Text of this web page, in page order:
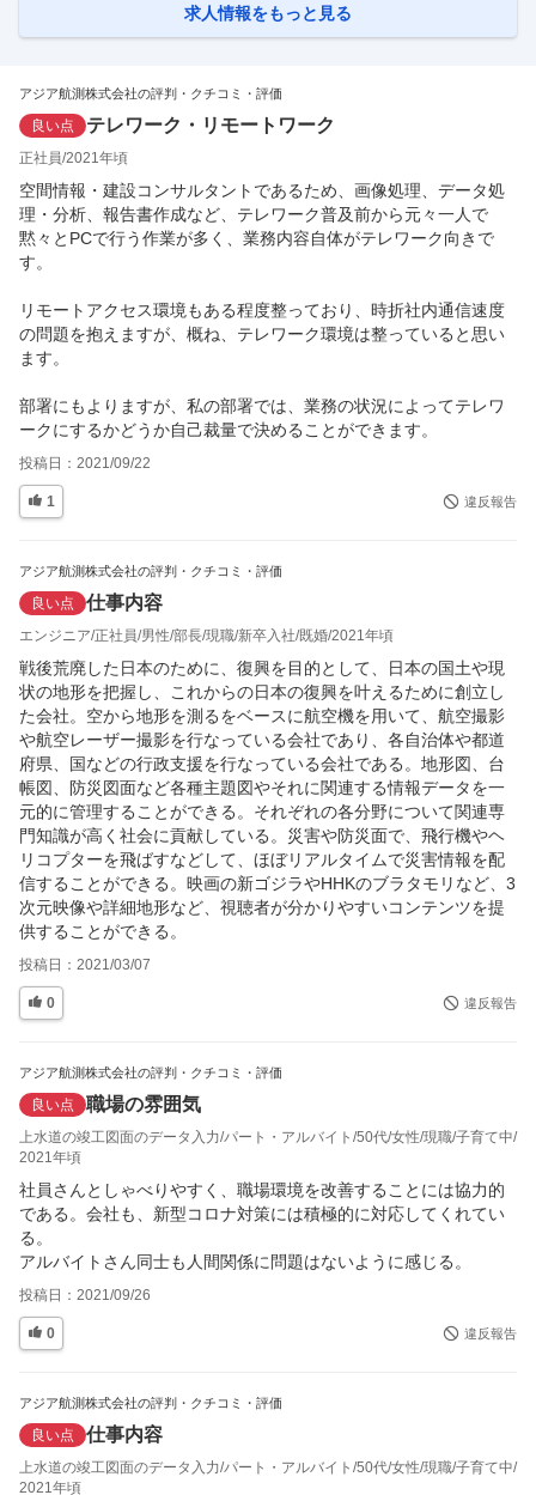
続年数15年◎～ ■業務内容： 当社の労務部門における管理職候補とし
求人情報をもっと見る
アジア航測株式会社の評判・クチコミ・評価
良い点 テレワーク・リモートワーク
正社員 2021年頃
空間情報・建設コンサルタントであるため、画像処理、データ処
理・分析、報告書作成など、テレワーク普及前から元々一人で
黙々とPCで行う作業が多く、業務内容自体がテレワーク向きで
す。
リモートアクセス環境もある程度整っており、時折社内通信速度
の問題を抱えますが、概ね、テレワーク環境は整っていると思い
ます。
部署にもよりますが、私の部署では、業務の状況によってテレワ
ークにするかどうか自己裁量で決めることができます。
投稿日： 2021/09/22
1 違反報告
アジア航測株式会社の評判・クチコミ・評価
良い点 仕事内容
エンジニア 正社員 男性 部長 現職 新卒入社 既婚 2021年頃
戦後荒廃した日本のために、復興を目的として、日本の国土や現
状の地形を把握し、これからの日本の復興を叶えるために創立し
た会社。空から地形を測るをベースに航空機を用いて、航空撮影
や航空レーザー撮影を行なっている会社であり、各自治体や都道
府県、国などの行政支援を行なっている会社である。地形図、台
帳図、防災図面など各種主題図やそれに関連する情報データを一
元的に管理することができる。それぞれの各分野について関連専
門知識が高く社会に貢献している。災害や防災面で、飛行機やヘ
リコプターを飛ばすなどして、ほぼリアルタイムで災害情報を配
信することができる。映画の新ゴジラやHHKのブラタモリなど、3
次元映像や詳細地形など、視聴者が分かりやすいコンテンツを提
供することができる。
投稿日： 2021/03/07
0 違反報告
アジア航測株式会社の評判・クチコミ・評価
良い点 職場の雰囲気
上水道の竣工図面のデータ入力 パート・アルバイト 50代 女性 現職 子育て中
2021年頃
社員さんとしゃべりやすく、職場環境を改善することには協力的
である。会社も、新型コロナ対策には積極的に対応してくれてい
る。
アルバイトさん同士も人間関係に問題はないように感じる。
投稿日： 2021/09/26
0 違反報告
アジア航測株式会社の評判・クチコミ・評価
良い点 仕事内容
上水道の竣工図面のデータ入力 パート・アルバイト 50代 女性 現職 子育て中
2021年頃